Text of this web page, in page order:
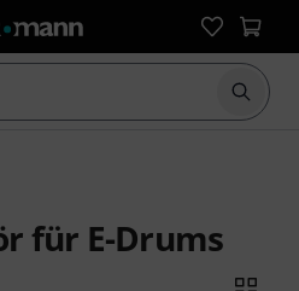
Suche
für E-Drums